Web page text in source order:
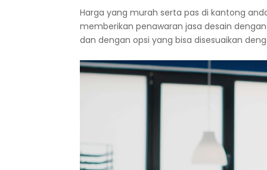
Harga yang murah serta pas di kantong
memberikan penawaran jasa desain
dan dengan opsi yang bisa disesuaikan